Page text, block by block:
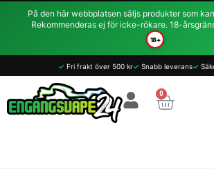
På den här webbplatsen säljs produkter som
Rekommenderas ej för icke-rökare. 18-
18+
Hoppa
✓ Fri frakt över 500 kr✓ Snabb leverans✓
0